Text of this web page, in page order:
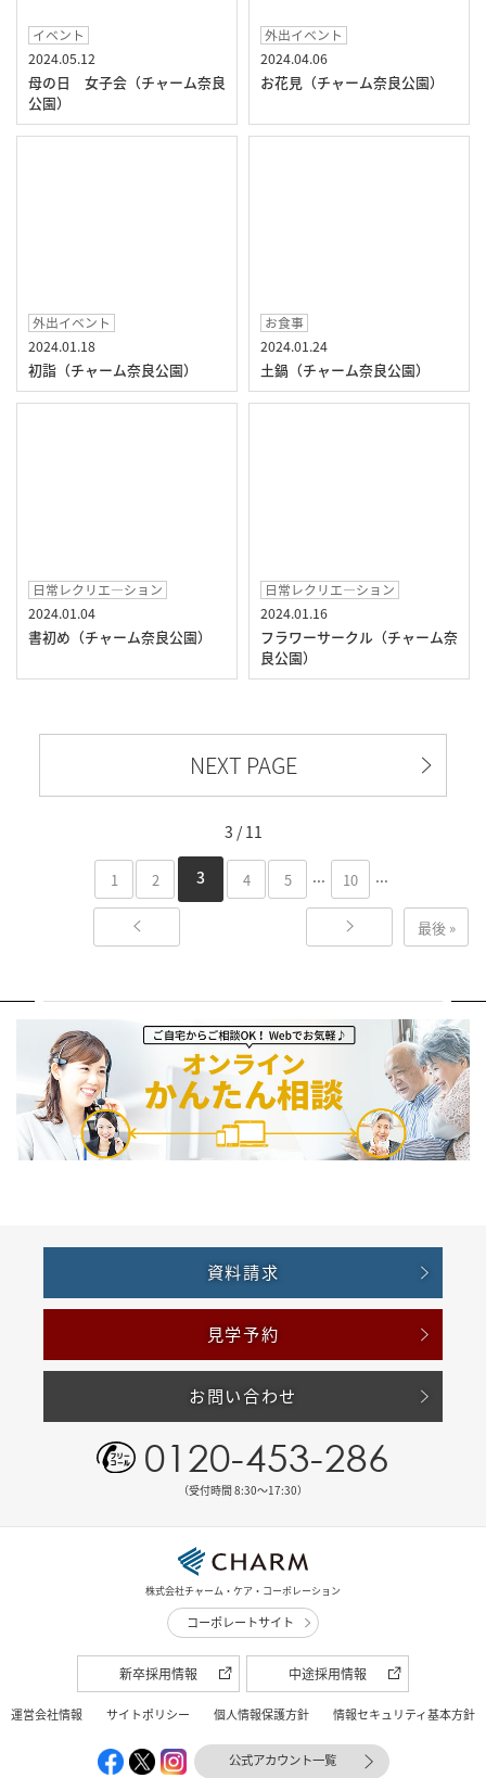
イベント
2024.05.12
母の日 女子会（チャーム奈良
公園）
外出イベント
2024.04.06
お花見（チャーム奈良公園）
外出イベント
2024.01.18
初詣（チャーム奈良公園）
お食事
2024.01.24
土鍋（チャーム奈良公園）
日常レクリエ―ション
2024.01.04
書初め（チャーム奈良公園）
日常レクリエ―ション
2024.01.16
フラワーサークル（チャーム奈
良公園）
NEXT PAGE
3 / 11
1 2 3 4 5 ... 10 ...
最後 »
資料請求
見学予約
お問い合わせ
0120-453-286
（受付時間 8:30〜17:30）
株式会社チャーム・ケア・コーポレーション
コーポレートサイト
新卒採用情報 中途採用情報
運営会社情報 サイトポリシー 個人情報保護方針 情報セキュリティ基本方針
公式アカウント一覧